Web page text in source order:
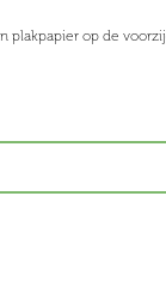
plakpapier op de